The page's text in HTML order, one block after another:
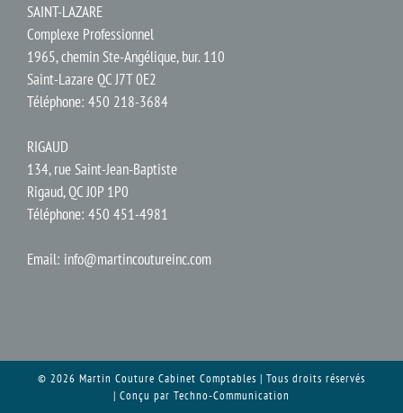
SAINT-LAZARE
Complexe Professionnel
1965, chemin Ste-Angélique, bur. 110
Saint-Lazare QC J7T 0E2
Téléphone: 450 218-3684
RIGAUD
134, rue Saint-Jean-Baptiste
Rigaud, QC J0P 1P0
Téléphone: 450 451-4981
Email: info@martincoutureinc.com
© 2026 Martin Couture Cabinet Comptables | Tous droits réservés
| Conçu par Techno-Communication